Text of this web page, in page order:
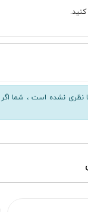
نشده است ، شما اگر